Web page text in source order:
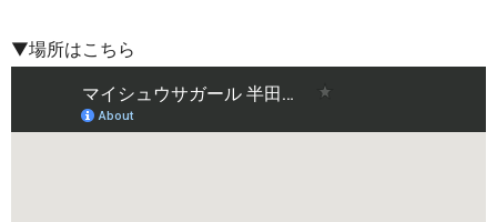
▼場所はこちら